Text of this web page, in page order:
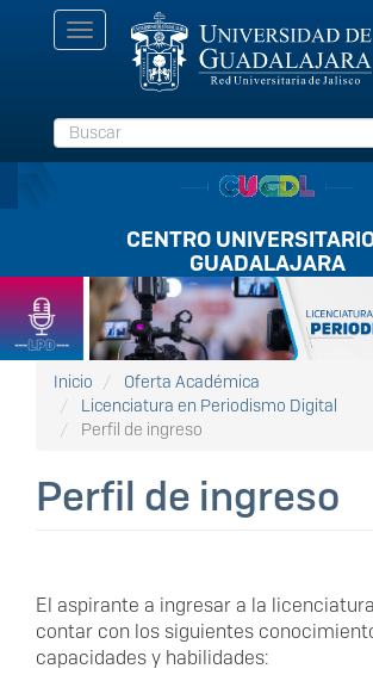
Toggle
navigation
Buscar
CENTRO
GUADALAJARA
Listón
FullScreen
Inicio
Oferta Académica
Licenciatura en Periodismo Digital
Perfil de ingreso
Perfil de ingreso
El aspirante a ingresar a la
contar con los siguientes
capacidades y habilidades: